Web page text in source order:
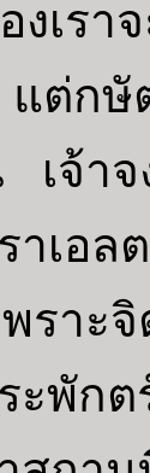
งเรา
ต่กษั
จ้าจ
าเอล
พราะ
ระพั